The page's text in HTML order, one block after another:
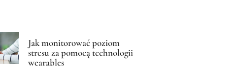
Jak monitorować poziom
stresu za pomocą technologii
wearables